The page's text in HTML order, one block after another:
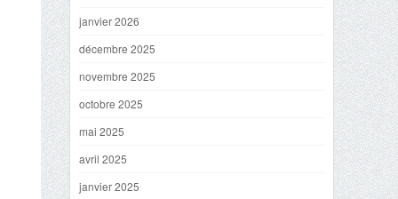
janvier 2026
décembre 2025
novembre 2025
octobre 2025
mai 2025
avril 2025
janvier 2025